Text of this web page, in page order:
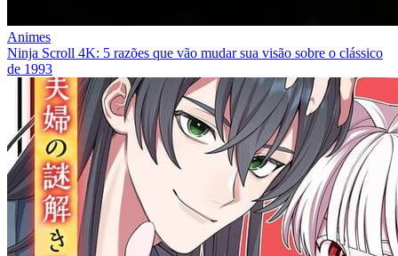
Animes
Ninja Scroll 4K: 5 razões que vão mudar sua visão sobre o clássico
de 1993